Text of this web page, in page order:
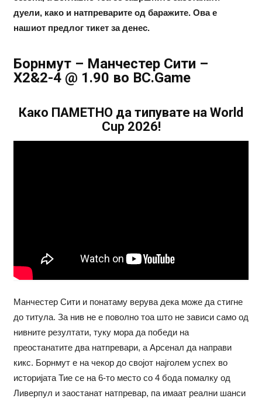
дуели, како и натпреварите од баражите. Ова е
нашиот предлог тикет за денес.
Борнмут – Манчестер Сити –
Х2&2-4 @ 1.90 во BC.Game
Како ПАМЕТНО да типувате на World
Cup 2026!
Манчестер Сити и понатаму верува дека може да стигне
до титула. За нив не е поволно тоа што не зависи само од
нивните резултати, туку мора да победи на
преостанатите два натпревари, а Арсенал да направи
кикс. Борнмут е на чекор до својот најголем успех во
историјата Тие се на 6-то место со 4 бода помалку од
Ливерпул и заостанат натпревар, па имаат реални шанси